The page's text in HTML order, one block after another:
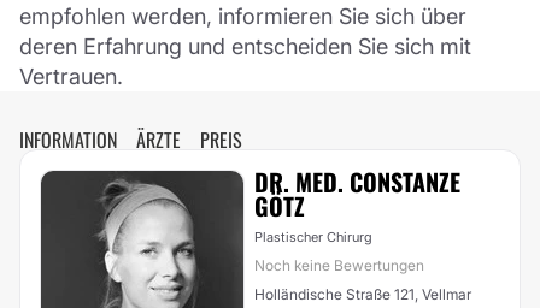
empfohlen werden, informieren Sie sich über
deren Erfahrung und entscheiden Sie sich mit
Vertrauen.
INFORMATION ÄRZTE PREIS
DR. MED. CONSTANZE
GÖTZ
Plastischer Chirurg
Noch keine Bewertungen
Holländische Straße 121, Vellmar